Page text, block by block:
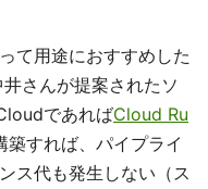
て用途におすすめした
さんが提案されたソ
であればCloud Ru
築すれば、パイプライ
ス代も発生しない（ス